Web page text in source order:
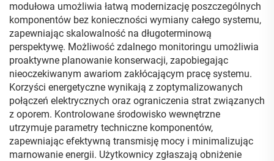
modułowa umożliwia łatwą modernizację poszczególnych
komponentów bez konieczności wymiany całego systemu,
zapewniając skalowalność na długoterminową
perspektywę. Możliwość zdalnego monitoringu umożliwia
proaktywne planowanie konserwacji, zapobiegając
nieoczekiwanym awariom zakłócającym pracę systemu.
Korzyści energetyczne wynikają z zoptymalizowanych
połączeń elektrycznych oraz ograniczenia strat związanych
z oporem. Kontrolowane środowisko wewnętrzne
utrzymuje parametry techniczne komponentów,
zapewniając efektywną transmisję mocy i minimalizując
marnowanie energii. Użytkownicy zgłaszają obniżenie